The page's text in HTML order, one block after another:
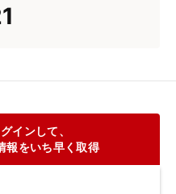
インして、
報をいち早く取得